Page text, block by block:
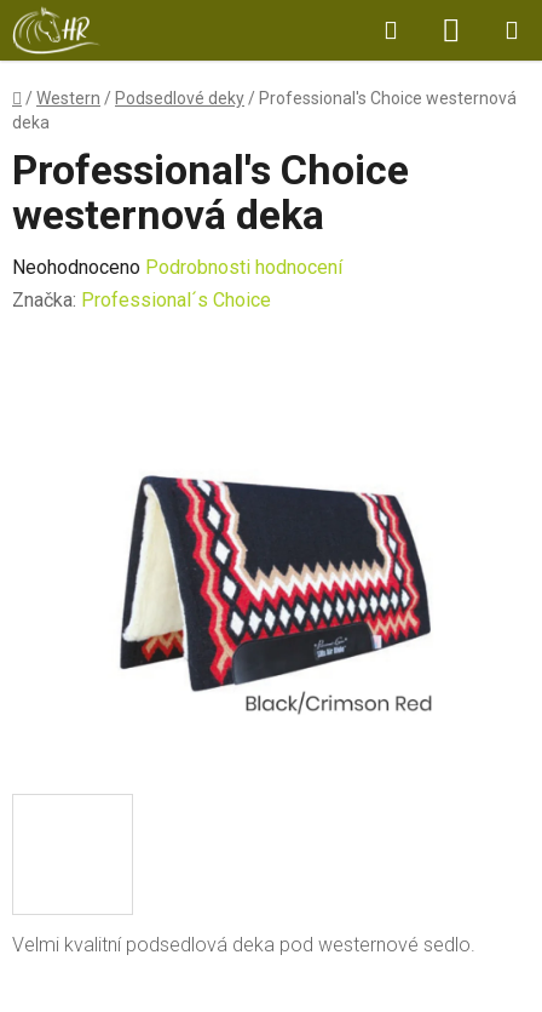
Přejít
na
obsah
Hledat
KOŠÍK
Domů
/Western / Podsedlové deky / Professional's Choice westernová
deka
Velmi kvalitní podsedlová deka pod westernové sedlo.
Professional's Choice
westernová deka
Průměrné
hodnocení
Neohodnoceno Podrobnosti hodnocení
Značka: Professional´s Choice